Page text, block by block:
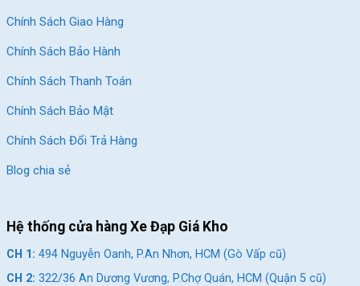
Thương hiệu Miamor chính hãng, giá dễ tiếp cận
Nhờ đó, xe Miamor đáp ứng tốt nhu cầu đi học, đi chơi hay vận
động thể thao nhẹ nhàng và có mức giá hợp lý cho các gia đình
dùng, Miamor dần trở thành thương hiệu xe đạp được nhiều phụ
Xem thêm: Các mẫu xe đạp địa hình cho trẻ
eman toàn, dễ điều khiển
Kết Luận
Chính Sách Giao Hàng
Chính Sách Bảo Hành
Chính Sách Thanh Toán
Chính Sách Bảo Mật
Chính Sách Đổi Trả Hàng
Blog chia sẻ
Hệ thống cửa hàng Xe Đạp Giá Kho
CH 1: 494 Nguyễn Oanh, P.An Nhơn, HCM (Gò Vấp cũ)
CH 2: 322/36 An Dương Vương, P.Chợ Quán, HCM (Quận 5 cũ)